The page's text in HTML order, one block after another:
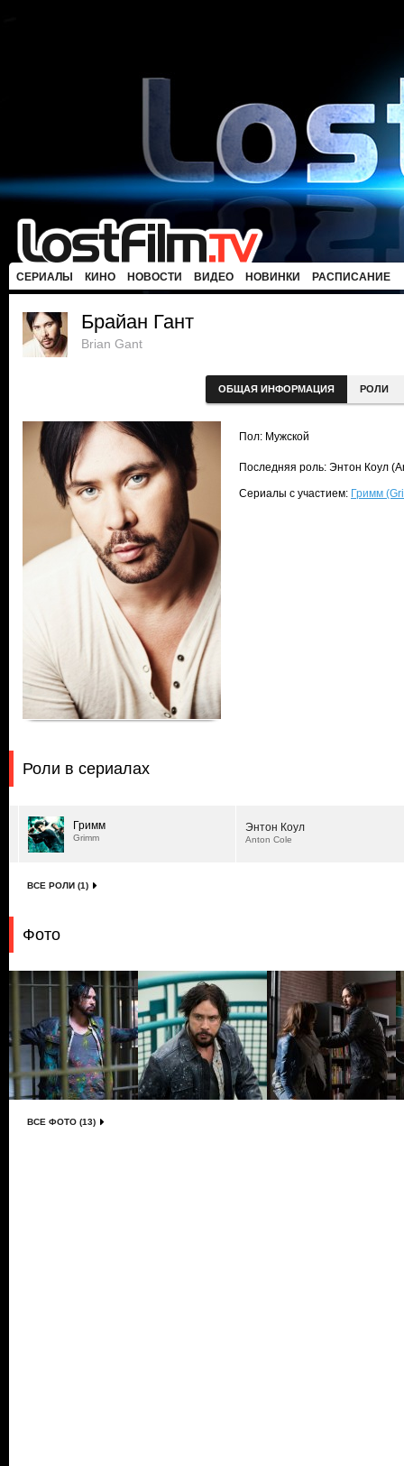
СЕРИАЛЫ КИНО НОВОСТИ ВИДЕО НОВИНКИ РАСПИСАНИЕ
Брайан Гант
Brian Gant
ОБЩАЯ ИНФОРМАЦИЯ РОЛИ
Пол: Мужской
Последняя роль: Энтон Коул
Сериалы с участием: Гримм
Роли в сериалах
Гримм
Grimm
Энтон Коул
Anton Cole
ВСЕ РОЛИ (1)
Фото
ВСЕ ФОТО (13)